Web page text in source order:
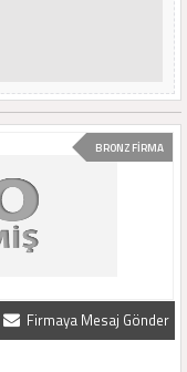
BRONZ FİRMA
Firmaya Mesaj Gönder